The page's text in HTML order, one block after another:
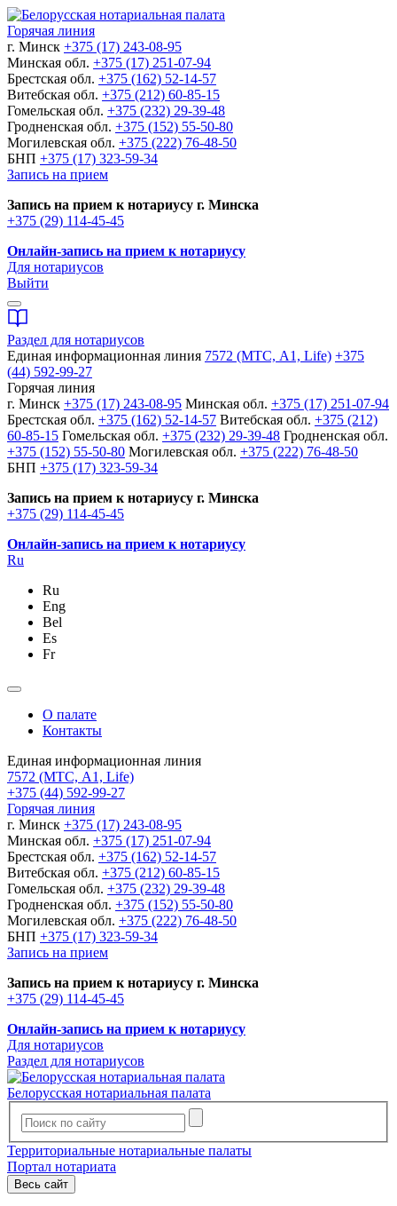
Горячая линия
г. Минск +375 (17) 243-08-95
Минская обл. +375 (17) 251-07-94
Брестская обл. +375 (162) 52-14-57
Витебская обл. +375 (212) 60-85-15
Гомельская обл. +375 (232) 29-39-48
Гродненская обл. +375 (152) 55-50-80
Могилевская обл. +375 (222) 76-48-50
БНП +375 (17) 323-59-34
Запись на прием
Запись на прием к нотариусу г. Минска
+375 (29) 114-45-45
Онлайн-запись на прием к нотариусу
Для нотариусов
Выйти
Раздел для нотариусов
Единая информационная линия 7572 (МТС, A1, Life) +375
(44) 592-99-27
Горячая линия
г. Минск +375 (17) 243-08-95 Минская обл. +375 (17) 251-07-94
Брестская обл. +375 (162) 52-14-57 Витебская обл. +375 (212)
60-85-15 Гомельская обл. +375 (232) 29-39-48 Гродненская обл.
+375 (152) 55-50-80 Могилевская обл. +375 (222) 76-48-50
БНП +375 (17) 323-59-34
Запись на прием к нотариусу г. Минска
+375 (29) 114-45-45
Онлайн-запись на прием к нотариусу
Ru
Ru
Eng
Bel
Es
Fr
О палате
Контакты
Единая информационная линия
7572 (МТС, A1, Life)
+375 (44) 592-99-27
Горячая линия
г. Минск +375 (17) 243-08-95
Минская обл. +375 (17) 251-07-94
Брестская обл. +375 (162) 52-14-57
Витебская обл. +375 (212) 60-85-15
Гомельская обл. +375 (232) 29-39-48
Гродненская обл. +375 (152) 55-50-80
Могилевская обл. +375 (222) 76-48-50
БНП +375 (17) 323-59-34
Запись на прием
Запись на прием к нотариусу г. Минска
+375 (29) 114-45-45
Онлайн-запись на прием к нотариусу
Для нотариусов
Раздел для нотариусов
Белорусская нотариальная палата
Территориальные нотариальные палаты
Портал нотариата
Весь сайт